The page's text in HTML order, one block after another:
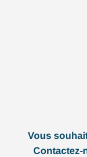
Vous
Contactez-